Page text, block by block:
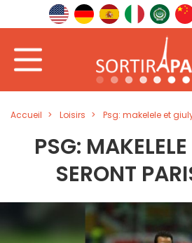
Accueil Loisirs Psg: makelele et
PSG:
SERONT